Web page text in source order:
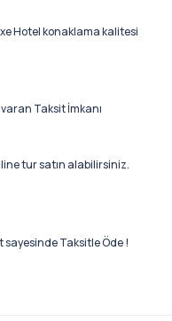
Hotel konaklama kalitesi
Taksit İmkanı
tur satın alabilirsiniz.
sayesinde Taksitle Öde !